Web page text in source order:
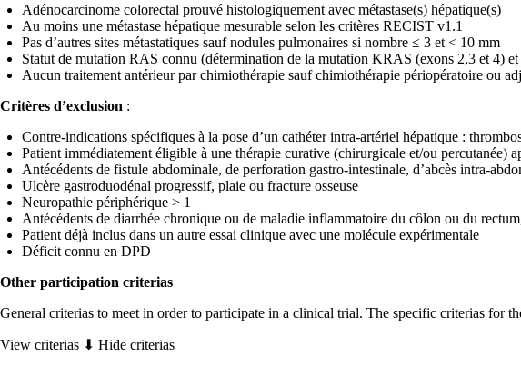
Adénocarcinome colorectal prouvé histologiquement avec métastase(s) hépatique(s)
Au moins une métastase hépatique mesurable selon les critères RECIST v1.1
Pas d’autres sites métastatiques sauf nodules pulmonaires si nombre ≤ 3 et < 10 mm
Statut de mutation RAS connu (détermination de la mutation KRAS (exons 2,3 et 4)
Aucun traitement antérieur par chimiothérapie sauf chimiothérapie périopératoire ou
Critères d’exclusion :
Contre-indications spécifiques à la pose d’un cathéter intra-artériel hépatique :
Patient immédiatement éligible à une thérapie curative (chirurgicale et/ou percutanée)
Antécédents de fistule abdominale, de perforation gastro-intestinale, d’abcès intra-
Ulcère gastroduodénal progressif, plaie ou fracture osseuse
Neuropathie périphérique > 1
Antécédents de diarrhée chronique ou de maladie inflammatoire du côlon ou du
Patient déjà inclus dans un autre essai clinique avec une molécule expérimentale
Déficit connu en DPD
Other participation criterias
General criterias to meet in order to participate in a clinical trial. The specific criterias for
View criterias ⬇ Hide criterias